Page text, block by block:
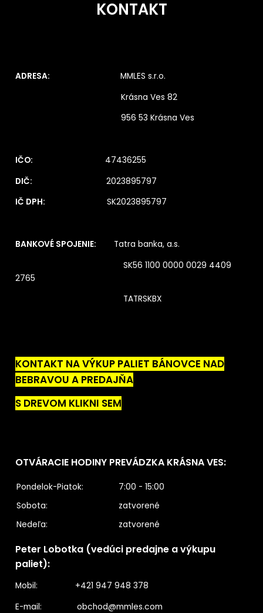
KONTAKT
ADRESA: MMLES s.r.o.
Krásna Ves 82
956 53 Krásna Ves
IČO: 47436255
DIČ:2023895797
IČ DPH:SK2023895797
BANKOVÉ SPOJENIE: Tatra banka, a.s.
SK56 1100 0000 0029 4409
2765
TATRSKBX
KONTAKT NA VÝKUP PALIET BÁNOVCE NAD
BEBRAVOU A PREDAJŇA
S DREVOM KLIKNI SEM
OTVÁRACIE HODINY PREVÁDZKA KRÁSNA VES:
Pondelok-Piatok:
7:00 - 15:00
Sobota:
zatvorené
Nedeľa:
zatvorené
Peter Lobotka (vedúci predajne a výkupu
paliet):
Mobil: +421 947 948 378
E-mail:obchod@mmles.com